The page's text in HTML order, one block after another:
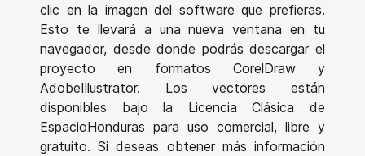
clic en la imagen del software que prefieras.
Esto te llevará a una nueva ventana en tu
navegador, desde donde podrás descargar el
proyecto en formatos CorelDraw y
AdobeIllustrator. Los vectores están
disponibles bajo la Licencia Clásica de
EspacioHonduras para uso comercial, libre y
gratuito. Si deseas obtener más información